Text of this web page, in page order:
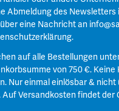
Abmeldung des
eine Nachricht an
.
auf alle Bestellungen
von 750 €.
Nur einmal einlösbar &
Versandkosten findet der